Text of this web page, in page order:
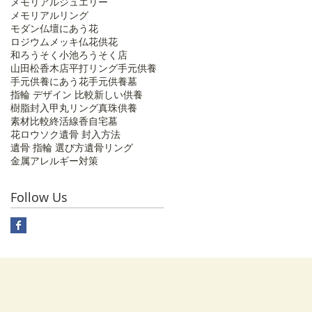
メモリアルリング
モダン仏壇にあう花
ロジウムメッキ仏花供花
和ろうそく 小池ろうそく店
山田松香木店平打リング手元供養
手元供養にあう花手元供養墓
指輪 デザイン 比較新しい供養
樹脂封入 甲丸リング真珠供養
素材比較終活線香自宅墓
花ロウソク遺骨 封入方法
遺骨 指輪 選び方遺骨リング
金属アレルギー対策
Follow Us